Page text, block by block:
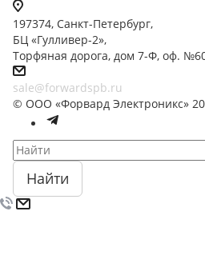
197374, Санкт-Петербург,
БЦ «Гулливер-2»,
Торфяная дорога, дом 7-Ф, оф.
sale@forwardspb.ru
© ООО «Форвард Электроникс»
Найти